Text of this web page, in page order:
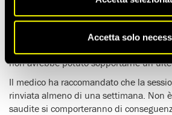
Accetta solo
cella alla clinica del carcere per un
verificato che le lacerazioni causate
non avrebbe potuto sopportarne
Il medico ha raccomandato che la
rinviata almeno di una settimana. Non
saudite si comporteranno di